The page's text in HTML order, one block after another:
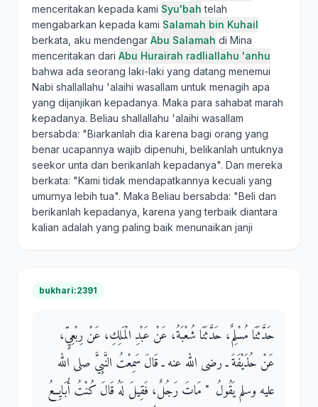
menceritakan kepada kami Syu'bah telah
mengabarkan kepada kami Salamah bin Kuhail
berkata, aku mendengar Abu Salamah di Mina
menceritakan dari Abu Hurairah radliallahu 'anhu
bahwa ada seorang laki-laki yang datang menemui
Nabi shallallahu 'alaihi wasallam untuk menagih apa
yang dijanjikan kepadanya. Maka para sahabat marah
kepadanya. Beliau shallallahu 'alaihi wasallam
bersabda: "Biarkanlah dia karena bagi orang yang
benar ucapannya wajib dipenuhi, belikanlah untuknya
seekor unta dan berikanlah kepadanya". Dan mereka
berkata: "Kami tidak mendapatkannya kecuali yang
umurnya lebih tua". Maka Beliau bersabda: "Beli dan
berikanlah kepadanya, karena yang terbaik diantara
kalian adalah yang paling baik menunaikan janji
bukhari:2391
حَدَّثَنَا مُسْلِمٌ، حَدَّثَنَا شُعْبَةُ، عَنْ عَبْدِ الْمَلِكِ، عَنْ رِبْعِيٍّ،
عَنْ حُذَيْفَةَ ـ رضى الله عنه ـ قَالَ سَمِعْتُ النَّبِيَّ صلى الله
عليه وسلم يَقُولُ ‏ "‏ مَاتَ رَجُلٌ، فَقِيلَ لَهُ قَالَ كُنْتُ أُبَايِعُ